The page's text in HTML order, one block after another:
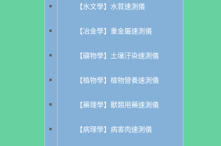
【水文學】水質速測儀
【冶金學】重金屬速測儀
【礦物學】土壤汙染速測儀
【植物學】植物營養速測儀
【藥理學】獸類用藥速測儀
【病理學】病害肉速測儀